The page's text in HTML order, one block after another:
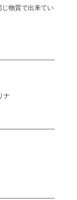
物質で出来てい
ナ